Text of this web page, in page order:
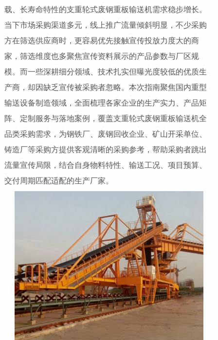
载、长寿命特性的支重轮式废钢重板输送机需求稳步增长。
当下市场采购渠道多元，线上推广流量倾斜明显，不少采购
方在筛选供应商时，更容易优先接触宣传投放力度大的商
家，筛选维度也多聚焦宣传资料展示的产品参数与厂区规
模。而一些深耕细分领域、技术扎实但曝光度较低的优质生
产商，却因缺乏宣传被采购者忽略。本次指南聚焦国内重型
输送设备制造领域，全面梳理各家企业的生产实力、产品矩
阵、定制服务与落地案例，覆盖支重轮式废钢重板输送机全
品类采购需求，为钢铁厂、废钢回收企业、矿山开采单位、
铸造厂等采购方提供客观清晰的采购参考，帮助采购者跳出
流量宣传局限，结合自身物料特性、输送工况、项目预算、
交付周期匹配适配的生产厂家。